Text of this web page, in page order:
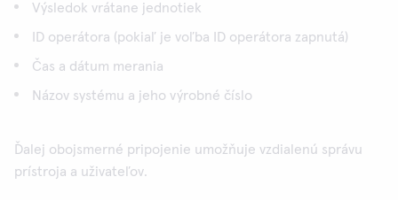
Výsledok vrátane jednotiek
ID operátora (pokiaľ je voľba ID operátora zapnutá)
Čas a dátum merania
Názov systému a jeho výrobné číslo
Ďalej obojsmerné pripojenie umožňuje vzdialenú správu
prístroja a uživateľov.